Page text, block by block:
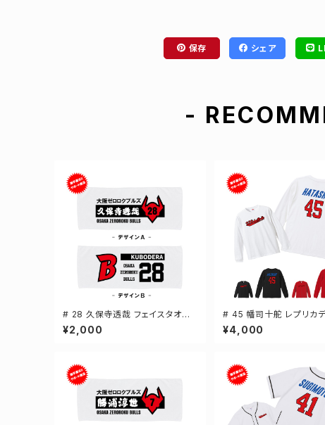
保存 シェア
-
# 28 久保寺透哉 フェイスタオル
選手還元 2デザイン FT0144
¥2,000
# 45 幡司十舵 レプリカ
3カラー 選手還元 長袖T
-XXLサイズ 501101
¥4,000